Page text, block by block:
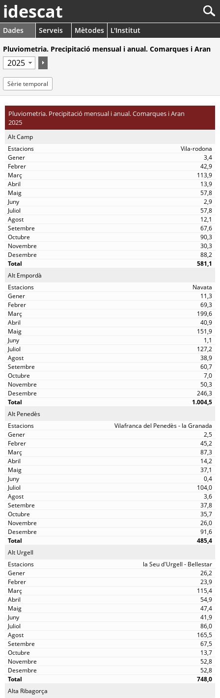
idescat
Dades Serveis Mètodes
L'Institut
Pluviometria. Precipitació mensual i anual. Comarques i Aran
Sèrie temporal
Pluviometria. Precipitació mensual i anual. Comarques i Aran
2025
Alt Camp
Vila-rodona
3,4
42,9
113,9
13,9
57,8
2,9
57,8
12,1
67,6
90,3
30,3
88,2
581,1
Alt Empordà
Navata
11,3
69,3
199,6
40,9
151,9
1,1
127,2
38,9
60,7
7,0
50,3
246,3
1.004,5
Alt Penedès
Vilafranca del Penedès - la Granada
2,5
45,2
87,3
14,2
37,1
0,4
104,0
3,6
37,8
35,7
26,0
91,6
485,4
Alt Urgell
la Seu d'Urgell - Bellestar
26,2
23,9
115,4
54,9
47,4
41,9
86,0
165,5
67,5
13,7
52,8
52,8
748,0
Alta Ribagorça